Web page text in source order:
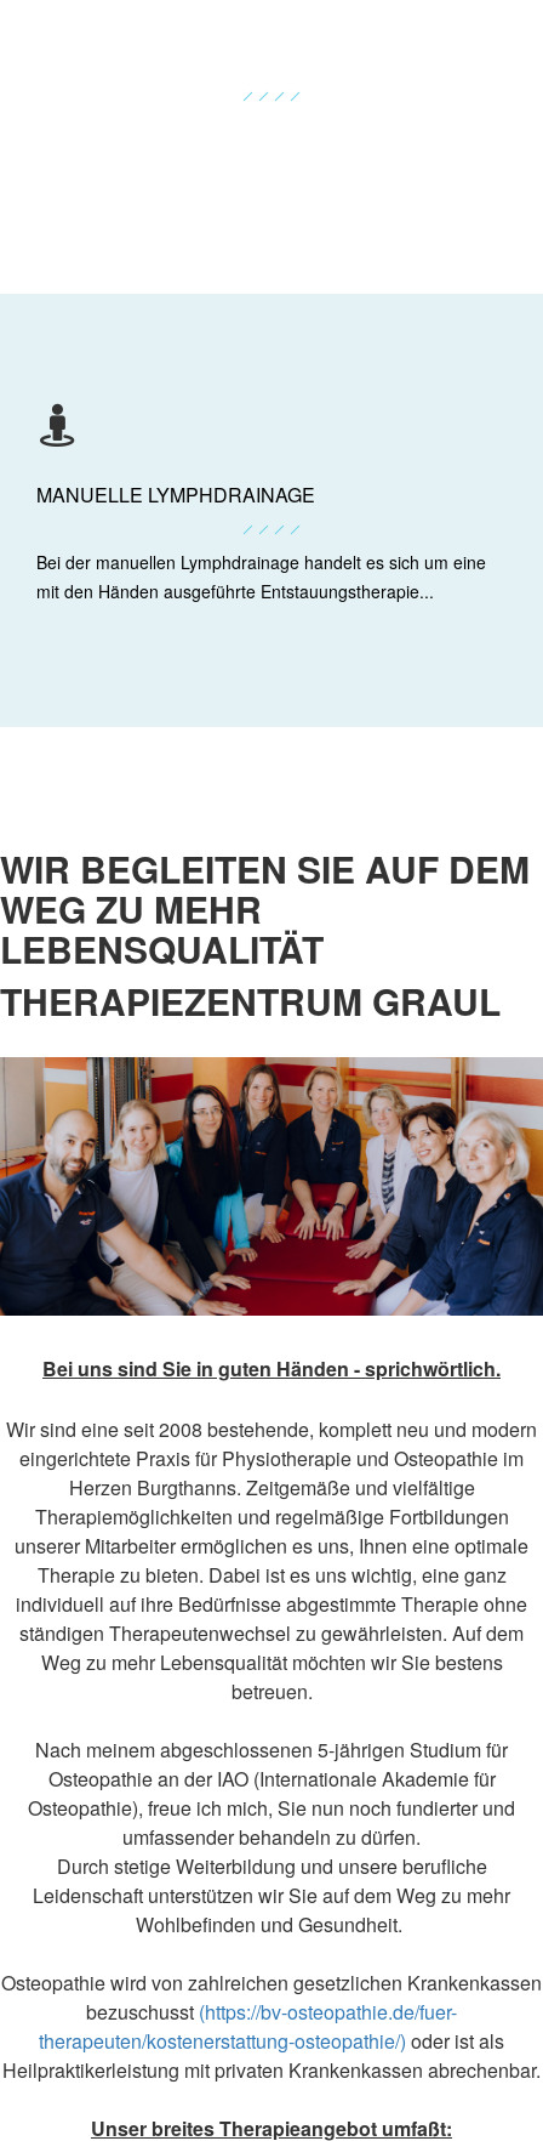
MANUELLE LYMPHDRAINAGE
Bei der manuellen Lymphdrainage handelt es sich um eine
mit den Händen ausgeführte Entstauungstherapie...
WIR BEGLEITEN SIE AUF DEM
WEG ZU MEHR
LEBENSQUALITÄT
THERAPIEZENTRUM GRAUL
Bei uns sind Sie in guten Händen - sprichwörtlich.
Wir sind eine seit 2008 bestehende, komplett neu und modern
eingerichtete Praxis für Physiotherapie und Osteopathie im
Herzen Burgthanns. Zeitgemäße und vielfältige
Therapiemöglichkeiten und regelmäßige Fortbildungen
unserer Mitarbeiter ermöglichen es uns, Ihnen eine optimale
Therapie zu bieten. Dabei ist es uns wichtig, eine ganz
individuell auf ihre Bedürfnisse abgestimmte Therapie ohne
ständigen Therapeutenwechsel zu gewährleisten. Auf dem
Weg zu mehr Lebensqualität möchten wir Sie bestens
betreuen.
Nach meinem abgeschlossenen 5-jährigen Studium für
Osteopathie an der IAO (Internationale Akademie für
Osteopathie), freue ich mich, Sie nun noch fundierter und
umfassender behandeln zu dürfen.
Durch stetige Weiterbildung und unsere berufliche
Leidenschaft unterstützen wir Sie auf dem Weg zu mehr
Wohlbefinden und Gesundheit.
Osteopathie wird von zahlreichen gesetzlichen Krankenkassen
bezuschusst (https://bv-osteopathie.de/fuer-
therapeuten/kostenerstattung-osteopathie/) oder ist als
Heilpraktikerleistung mit privaten Krankenkassen abrechenbar.
Unser breites Therapieangebot umfaßt: